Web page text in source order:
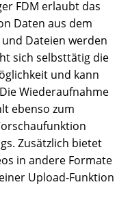
FDM erlaubt das
Daten aus dem
Dateien werden
sich selbsttätig die
und kann
Wiederaufnahme
ebenso zum
Zusätzlich bietet
in andere Formate
Upload-Funktion